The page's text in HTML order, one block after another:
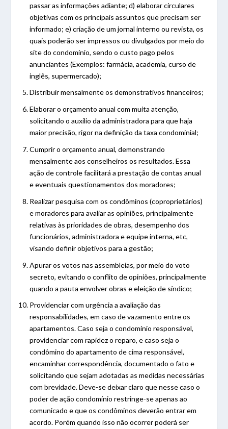
passar as informações adiante; d) elaborar circulares
objetivas com os principais assuntos que precisam ser
informado; e) criação de um jornal interno ou revista, os
quais poderão ser impressos ou divulgados por meio do
site do condomínio, sendo o custo pago pelos
anunciantes (Exemplos: farmácia, academia, curso de
inglês, supermercado);
Distribuir mensalmente os demonstrativos financeiros;
Elaborar o orçamento anual com muita atenção,
solicitando o auxilio da administradora para que haja
maior precisão, rigor na definição da taxa condominial;
Cumprir o orçamento anual, demonstrando
mensalmente aos conselheiros os resultados. Essa
ação de controle facilitará a prestação de contas anual
e eventuais questionamentos dos moradores;
Realizar pesquisa com os condôminos (coproprietários)
e moradores para avaliar as opiniões, principalmente
relativas às prioridades de obras, desempenho dos
funcionários, administradora e equipe interna, etc,
visando definir objetivos para a gestão;
Apurar os votos nas assembleias, por meio do voto
secreto, evitando o conflito de opiniões, principalmente
quando a pauta envolver obras e eleição de síndico;
Providenciar com urgência a avaliação das
responsabilidades, em caso de vazamento entre os
apartamentos. Caso seja o condomínio responsável,
providenciar com rapidez o reparo, e caso seja o
condômino do apartamento de cima responsável,
encaminhar correspondência, documentado o fato e
solicitando que sejam adotadas as medidas necessárias
com brevidade. Deve-se deixar claro que nesse caso o
poder de ação condomínio restringe-se apenas ao
comunicado e que os condôminos deverão entrar em
acordo. Porém quando isso não ocorrer poderá ser